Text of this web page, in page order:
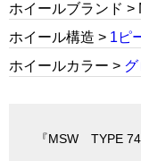
ホイールブランド >
ホイール構造 > 1ピ
ホイールカラー >
『MSW TYPE 74